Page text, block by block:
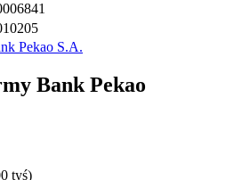
Pekao S.A.
Bank Pekao
tyś)